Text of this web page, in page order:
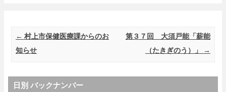
Post navigation
← 村上市保健医療課からのお
知らせ
第３７回 大須戸能「薪能
（たきぎのう）」
→
日別 バックナンバー